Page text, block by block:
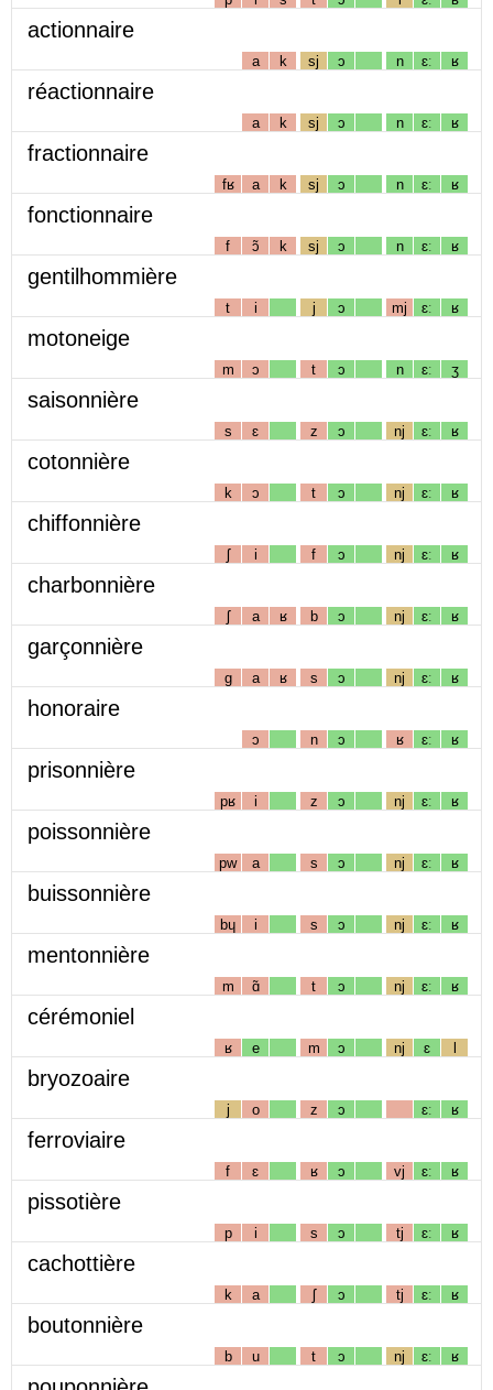
actionnaire
a k sj ɔ n ɛː ʁ
réactionnaire
a k sj ɔ n ɛː ʁ
fractionnaire
fʁ a k sj ɔ n ɛː ʁ
fonctionnaire
f ɔ̃ k sj ɔ n ɛː ʁ
gentilhommière
t i j ɔ mj ɛː ʁ
motoneige
m ɔ t ɔ n ɛː ʒ
saisonnière
s ɛ z ɔ nj ɛː ʁ
cotonnière
k ɔ t ɔ nj ɛː ʁ
chiffonnière
ʃ i f ɔ nj ɛː ʁ
charbonnière
ʃ a ʁ b ɔ nj ɛː ʁ
garçonnière
g a ʁ s ɔ nj ɛː ʁ
honoraire
ɔ n ɔ ʁ ɛː ʁ
prisonnière
pʁ i z ɔ nj ɛː ʁ
poissonnière
pw a s ɔ nj ɛː ʁ
buissonnière
bɥ i s ɔ nj ɛː ʁ
mentonnière
m ɑ̃ t ɔ nj ɛː ʁ
cérémoniel
ʁ e m ɔ nj ɛ l
bryozoaire
j o z ɔ ɛː ʁ
ferroviaire
f ɛ ʁ ɔ vj ɛː ʁ
pissotière
p i s ɔ tj ɛː ʁ
cachottière
k a ʃ ɔ tj ɛː ʁ
boutonnière
b u t ɔ nj ɛː ʁ